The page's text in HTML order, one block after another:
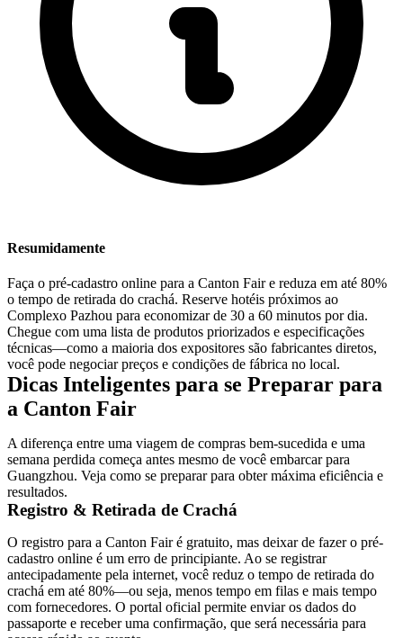
Resumidamente
Faça o pré-cadastro online para a Canton Fair e reduza em até 80%
o tempo de retirada do crachá. Reserve hotéis próximos ao
Complexo Pazhou para economizar de 30 a 60 minutos por dia.
Chegue com uma lista de produtos priorizados e especificações
técnicas—como a maioria dos expositores são fabricantes diretos,
você pode negociar preços e condições de fábrica no local.
Dicas Inteligentes para se Preparar para
a Canton Fair
A diferença entre uma viagem de compras bem-sucedida e uma
semana perdida começa antes mesmo de você embarcar para
Guangzhou. Veja como se preparar para obter máxima eficiência e
resultados.
Registro & Retirada de Crachá
O registro para a Canton Fair é gratuito, mas deixar de fazer o pré-
cadastro online é um erro de principiante. Ao se registrar
antecipadamente pela internet, você reduz o tempo de retirada do
crachá em até 80%—ou seja, menos tempo em filas e mais tempo
com fornecedores. O portal oficial permite enviar os dados do
passaporte e receber uma confirmação, que será necessária para